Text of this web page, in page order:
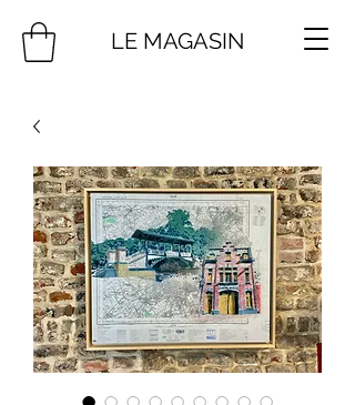
LE MAGASIN